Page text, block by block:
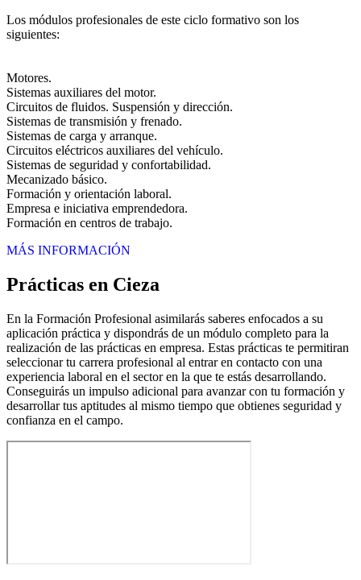
Los módulos profesionales de este ciclo formativo son los
siguientes:
Motores.
Sistemas auxiliares del motor.
Circuitos de fluidos. Suspensión y dirección.
Sistemas de transmisión y frenado.
Sistemas de carga y arranque.
Circuitos eléctricos auxiliares del vehículo.
Sistemas de seguridad y confortabilidad.
Mecanizado básico.
Formación y orientación laboral.
Empresa e iniciativa emprendedora.
Formación en centros de trabajo.
MÁS INFORMACIÓN
Prácticas en Cieza
En la Formación Profesional asimilarás saberes enfocados a su
aplicación práctica y dispondrás de un módulo completo para la
realización de las prácticas en empresa. Estas prácticas te permitiran
seleccionar tu carrera profesional al entrar en contacto con una
experiencia laboral en el sector en la que te estás desarrollando.
Conseguirás un impulso adicional para avanzar con tu formación y
desarrollar tus aptitudes al mismo tiempo que obtienes seguridad y
confianza en el campo.